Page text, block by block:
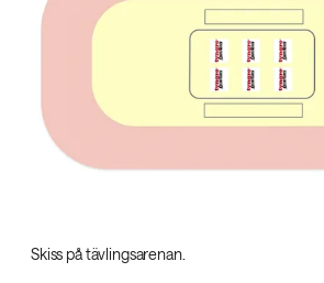
Skiss på tävlingsarenan.